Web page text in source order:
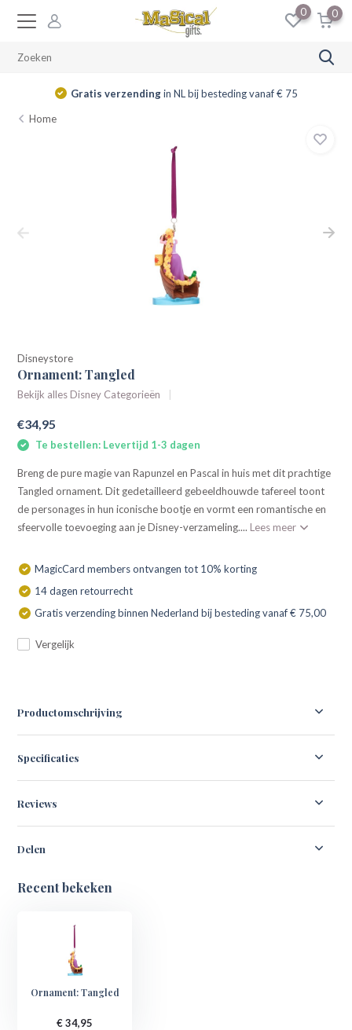
0 0
Gratis verzendingin NL bij besteding vanaf € 75
Home
Disneystore
Ornament: Tangled
Bekijk alles Disney Categorieën
€34,95
Te bestellen: Levertijd 1-3 dagen
Breng de pure magie van Rapunzel en Pascal in huis met dit prachtige
Tangled ornament. Dit gedetailleerd gebeeldhouwde tafereel toont
de personages in hun iconische bootje en vormt een romantische en
sfeervolle toevoeging aan je Disney-verzameling.... Lees meer
MagicCard members ontvangen tot 10% korting
14 dagen retourrecht
Gratis verzending binnen Nederland bij besteding vanaf € 75,00
Vergelijk
Productomschrijving
Specificaties
Reviews
Delen
Recent bekeken
Ornament: Tangled
€ 34,95